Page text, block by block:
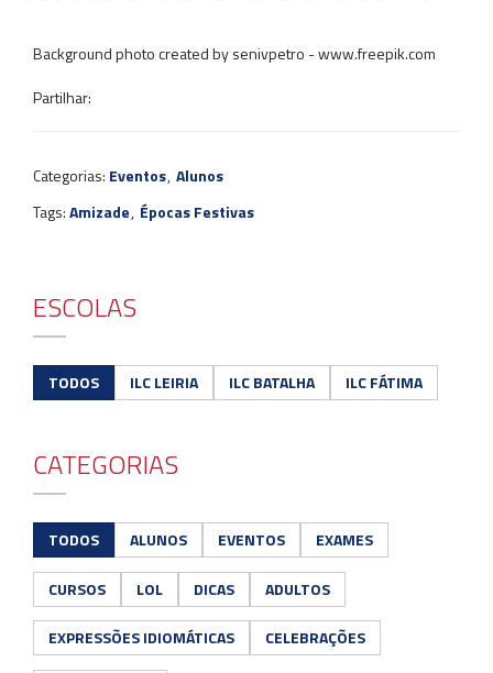
Background photo created by senivpetro - www.freepik.com
Partilhar:
Categorias: Eventos, Alunos
Tags:Amizade, Épocas Festivas
ESCOLAS
TODOS ILC LEIRIA ILC BATALHA ILC FÁTIMA
CATEGORIAS
TODOS ALUNOS EVENTOS EXAMES
CURSOS LOL DICAS ADULTOS
EXPRESSÕES IDIOMÁTICAS CELEBRAÇÕES